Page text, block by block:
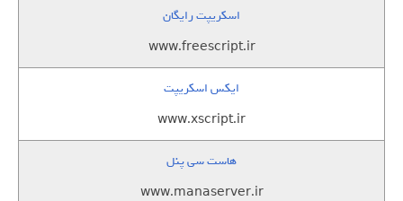
اسکریپت رایگان
www.freescript.ir
ایکس اسکریپت
www.xscript.ir
هاست سی پنل
www.manaserver.ir